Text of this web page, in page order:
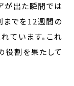
が出た瞬間では
までを12週間の
ています。これ
役割を果たして